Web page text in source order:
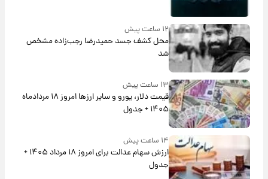
۱۲ ساعت پیش
محل کشف جسد حمیدرضا رجب‌زاده مشخص
شد
۱۳ ساعت پیش
قیمت دلار، یورو و سایر ارزها امروز ۱۸ مردادماه
۱۴۰۵ + جدول
۱۴ ساعت پیش
ارزش سهام عدالت برای امروز ۱۸ مرداد ۱۴۰۵ +
جدول